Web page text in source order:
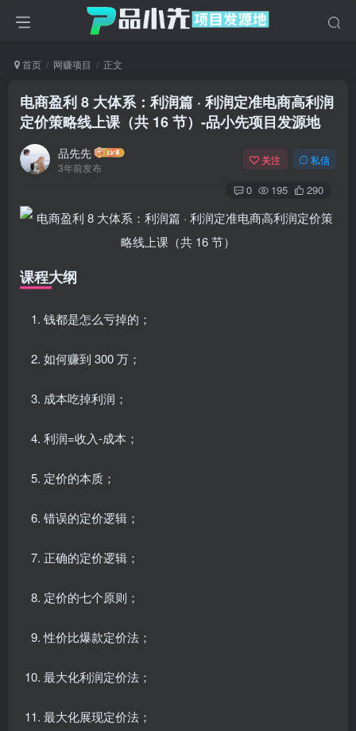
首页 网赚项目 正文
电商盈利 8 大体系：利润篇 · 利润定准电商高利润
定价策略线上课（共 16 节） -品小先项目发源地
品先先
3年前发布
关注 私信
0 195 290
课程大纲
钱都是怎么亏掉的；
如何赚到 300 万；
成本吃掉利润；
利润=收入-成本；
定价的本质；
错误的定价逻辑；
正确的定价逻辑；
定价的七个原则；
性价比爆款定价法；
最大化利润定价法；
最大化展现定价法；